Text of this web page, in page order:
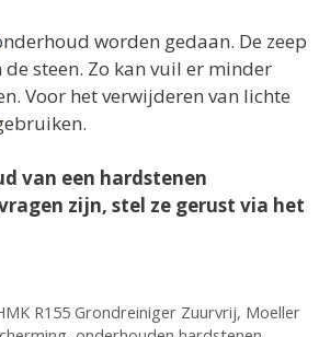
worden gedaan. De zeep
steen. Zo kan vuil er minder
Voor het verwijderen van lichte
van een hardstenen
zijn, stel ze gerust via het
R155 Grondreiniger Zuurvrij, Moeller